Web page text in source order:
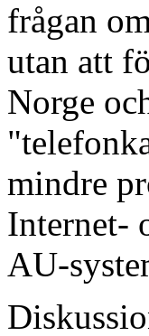
frågan
utan att
Norge
mindre
Internet-
AU-